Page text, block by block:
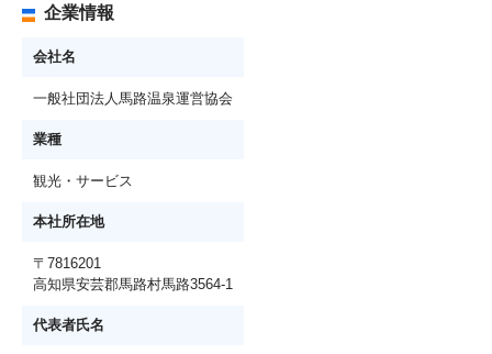
企業情報
会社名
一般社団法人馬路温泉運営協会
業種
観光・サービス
本社所在地
〒7816201
高知県安芸郡馬路村馬路3564-1
代表者氏名